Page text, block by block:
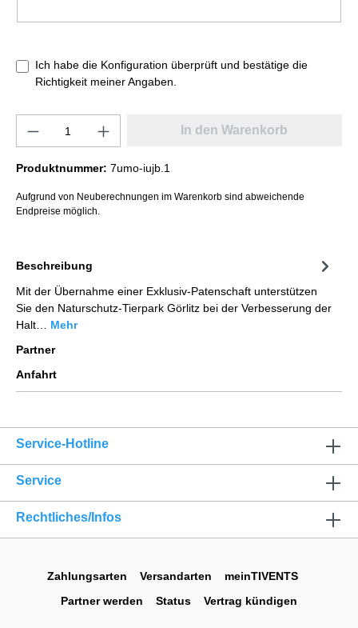
Ich habe die Konfiguration überprüft und bestätige die
Richtigkeit meiner Angaben.
In den Warenkorb
Produktnummer: 7umo-iujb.1
Aufgrund von Neuberechnungen im Warenkorb sind abweichende
Endpreise möglich.
Beschreibung
Mit der Übernahme einer Exklusiv-Patenschaft unterstützen
Sie den Naturschutz-Tierpark Görlitz bei der Verbesserung der
Halt… Mehr
Partner
Anfahrt
Service-Hotline
Service
Rechtliches/Infos
Zahlungsarten Versandarten
meinTIVENTS
Partner werden
Status Vertrag kündigen